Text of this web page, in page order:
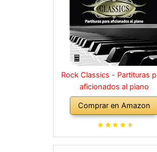
Rock Classics - Partituras
aficionados al piano
Comprar en Amazon